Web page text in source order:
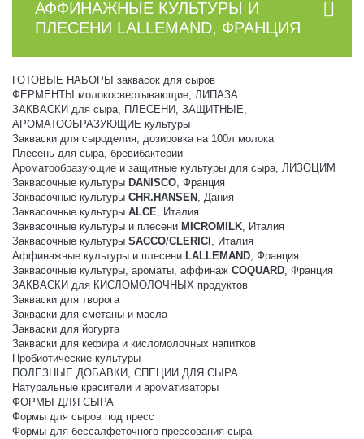
АФФИНАЖНЫЕ КУЛЬТУРЫ И
ПЛЕСЕНИ LALLEMAND, ФРАНЦИЯ
ГОТОВЫЕ НАБОРЫ заквасок для сыров
ФЕРМЕНТЫ молокосвертывающие, ЛИПАЗА
ЗАКВАСКИ для сыра, ПЛЕСЕНИ, ЗАЩИТНЫЕ,
АРОМАТООБРАЗУЮЩИЕ культуры
Закваски для сыроделия, дозировка на 100л молока
Плесень для сыра, бревибактерии
Ароматообразующие и защитные культуры для сыра, ЛИЗОЦИМ
Заквасочные культуры DANISCO, Франция
Заквасочные культуры CHR.HANSEN , Дания
Заквасочные культуры ALCE, Италия
Заквасочные культуры и плесени MICROMILK, Италия
Заквасочные культуры SACCO/CLERICI , Италия
Аффинажные культуры и плесени LALLEMAND, Франция
Заквасочные культуры, ароматы, аффинаж COQUARD, Франция
ЗАКВАСКИ для КИСЛОМОЛОЧНЫХ продуктов
Закваски для творога
Закваски для сметаны и масла
Закваски для йогурта
Закваски для кефира и кисломолочных напитков
Пробиотические культуры
ПОЛЕЗНЫЕ ДОБАВКИ, СПЕЦИИ ДЛЯ СЫРА
Натуральные красители и ароматизаторы
ФОРМЫ ДЛЯ СЫРА
Формы для сыров под пресс
Формы для бессалфеточного прессования сыра